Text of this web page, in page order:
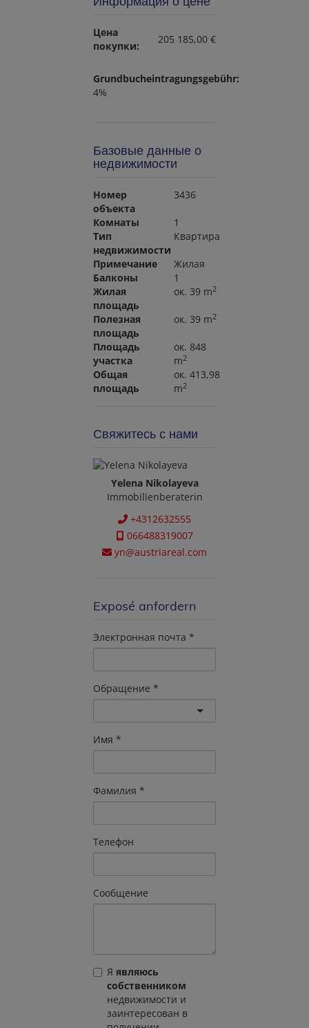
Цена
покупки:
205 185,00 €
Grundbucheintragungsgebühr:
4%
Базовые данные о
недвижимости
Номер
объекта
3436
Комнаты
1
Тип
недвижимости
Квартира
Примечание
Жилая
Балконы
1
Жилая
площадь
ок. 39 m2
Полезная
площадь
ок. 39 m2
Площадь
участка
ок. 848
m2
Общая
площадь
ок. 413,98
m2
Свяжитесь с нами
Yelena Nikolayeva
Immobilienberaterin
+4312632555
066488319007
yn@austriareal.com
Exposé anfordern
Электронная почта
Обращение
Имя
Фамилия
Телефон
Сообщение
Я являюсь
собственником
недвижимости и
заинтересован в